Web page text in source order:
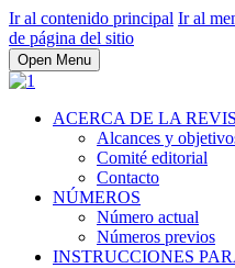
Ir al contenido principal Ir al
de página del sitio
Open Menu
ACERCA DE LA
Alcances y
Comité editorial
Contacto
NÚMEROS
Número actual
Números previos
INSTRUCCIONES